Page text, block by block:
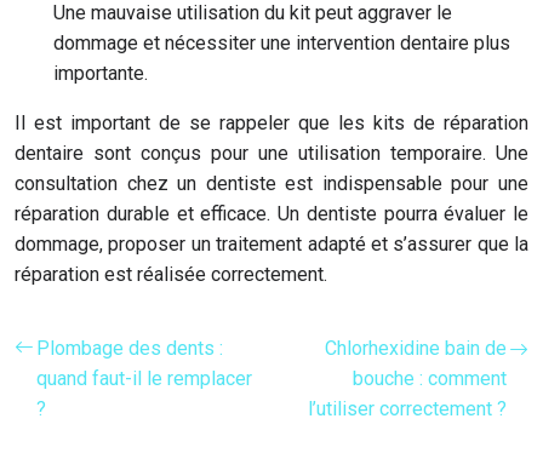
Une mauvaise utilisation du kit peut aggraver le
dommage et nécessiter une intervention dentaire plus
importante.
Il est important de se rappeler que les kits de réparation
dentaire sont conçus pour une utilisation temporaire. Une
consultation chez un dentiste est indispensable pour une
réparation durable et efficace. Un dentiste pourra évaluer le
dommage, proposer un traitement adapté et s’assurer que la
réparation est réalisée correctement.
Plombage des dents :
quand faut-il le remplacer
?
Chlorhexidine bain de
bouche : comment
l’utiliser correctement ?